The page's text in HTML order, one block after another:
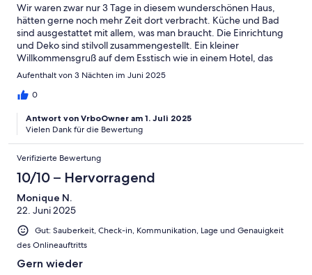
Wir waren zwar nur 3 Tage in diesem wunderschönen Haus,
hätten gerne noch mehr Zeit dort verbracht. Küche und Bad
sind ausgestattet mit allem, was man braucht. Die Einrichtung
und Deko sind stilvoll zusammengestellt. Ein kleiner
Willkommensgruß auf dem Esstisch wie in einem Hotel, das
hatten wir bisher in keinem Ferienhaus. Danke dafür. Auch die
Geräte, Küchengeräte sind modern und über Standard hinaus.
mehreren Kindern dort wohnen kann, ohne sich bei schlechtem
Wetter gegenseitig auf den Wecker zu fallen.Unser Kurzurlaub
hatte das Ziel, täglich eine Radtour von einer "Basis" aus zu
starten. Drage eignet sich dafür sehr. Die Räder kann man gut
auf der überdachten Terrasse unterstellen. Alles in allem ein
rundum perfekter Aufenthalt. P.S.: Den Rasenroboter haben wir
übrigens "Holger" genannt ;-)
Aufenthalt von 3 Nächten im Juni 2025
0
Antwort von VrboOwner am 1. Juli 2025
Vielen Dank für die Bewertung
Verifizierte Bewertung
10/10 – Hervorragend
Monique N.
22. Juni 2025
Gut: Sauberkeit, Check-in, Kommunikation, Lage und Genauigkeit
des Onlineauftritts
Gern wieder